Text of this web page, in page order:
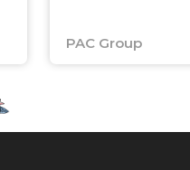
PAC Group